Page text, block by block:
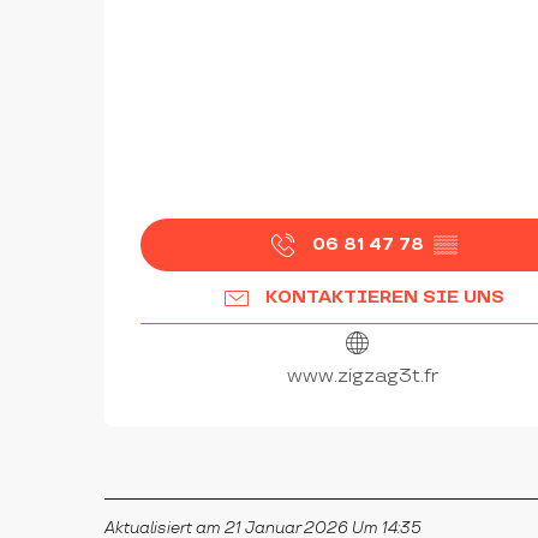
06 81 47 78 ▒▒
KONTAKTIEREN SIE UNS
www.zigzag3t.fr
Aktualisiert am 21 Januar 2026 Um 14:35